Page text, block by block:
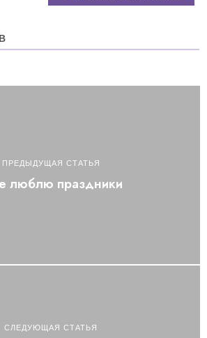
ПРЕДЫДУЩАЯ СТАТЬЯ
люблю праздники
СЛЕДУЮЩАЯ СТАТЬЯ